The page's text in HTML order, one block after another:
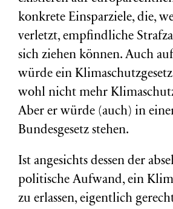
konkrete Einsparziele, die,
verletzt, empfindliche
sich ziehen können. Auch
würde ein
wohl nicht mehr
Aber er würde (auch) in
Bundesgesetz stehen.
Ist angesichts dessen der
politische Aufwand, ein
zu erlassen, eigentlich